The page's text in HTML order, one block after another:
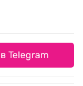
Telegram